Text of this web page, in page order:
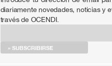
diariamente novedades, noticias y
través de OCENDI.